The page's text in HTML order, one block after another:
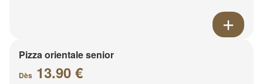
Pizza orientale senior
Dès 13.90 €